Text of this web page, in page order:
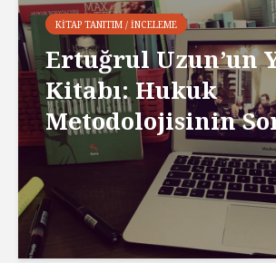
KITAP TANITIM / İNCELEME
Ertuğrul Uzun’un
Kitabı: Hukuk
Metodolojisinin